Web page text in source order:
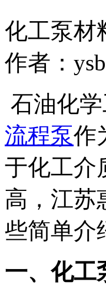
化工泵材
作者：
石油化
流程泵作
于化工介
高，江苏
些简单介
一、化工